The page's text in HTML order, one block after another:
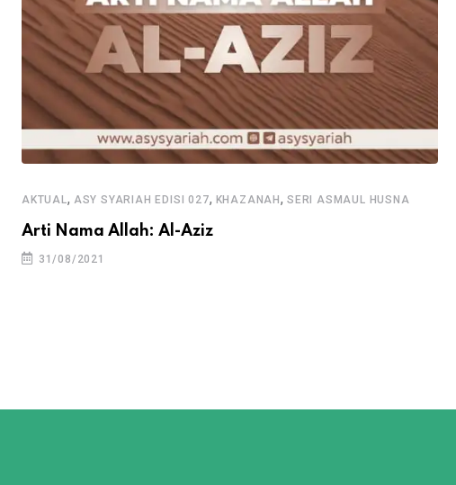
AKTUAL, ASY SYARIAH EDISI 027, KHAZANAH,SERI ASMAUL HUSNA
Arti Nama Allah: Al-Aziz
31/08/2021